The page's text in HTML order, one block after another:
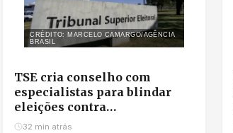
CRÉDITO: MARCELO CAMARGO/AGÊNCIA
BRASIL
TSE cria conselho com
especialistas para blindar
eleições contra
desinformação e uso ilícito de
32 min atrás